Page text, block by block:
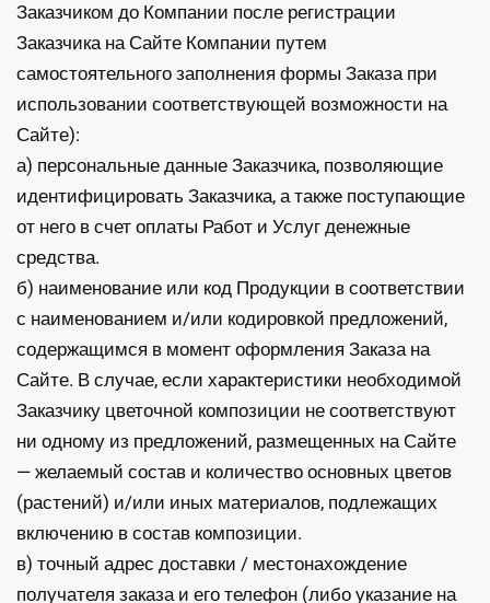
Заказчиком до Компании после регистрации
Заказчика на Сайте Компании путем
самостоятельного заполнения формы Заказа при
использовании соответствующей возможности на
Сайте):
а) персональные данные Заказчика, позволяющие
идентифицировать Заказчика, а также поступающие
от него в счет оплаты Работ и Услуг денежные
средства.
б) наименование или код Продукции в соответствии
с наименованием и/или кодировкой предложений,
содержащимся в момент оформления Заказа на
Сайте. В случае, если характеристики необходимой
Заказчику цветочной композиции не соответствуют
ни одному из предложений, размещенных на Сайте
— желаемый состав и количество основных цветов
(растений) и/или иных материалов, подлежащих
включению в состав композиции.
в) точный адрес доставки / местонахождение
получателя заказа и его телефон (либо указание на